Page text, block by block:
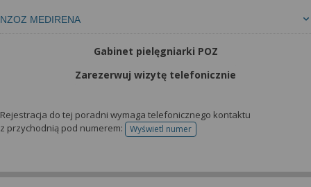
NZOZ MEDIRENA
Gabinet pielęgniarki POZ
Zarezerwuj wizytę telefonicznie
Rejestracja do tej poradni wymaga telefonicznego kontaktu
z przychodnią pod numerem:
Wyświetl numertelefonu do rejestracji